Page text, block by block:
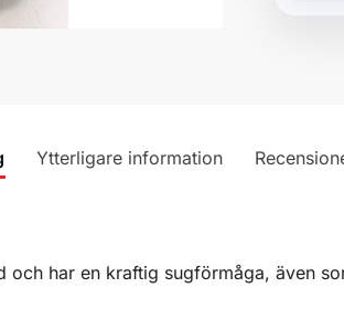
Ytterligare information
har en kraftig sugförmåga, även